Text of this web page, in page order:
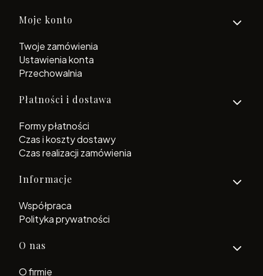
Moje konto
Twoje zamówienia
Ustawienia konta
Przechowalnia
Płatności i dostawa
Formy płatności
Czas i koszty dostawy
Czas realizacji zamówienia
Informacje
Współpraca
Polityka prywatności
O nas
O firmie